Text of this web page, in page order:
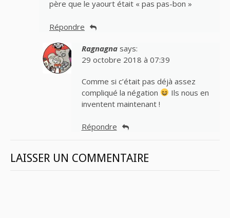
père que le yaourt était « pas pas-bon »
Répondre
Ragnagna says:
29 octobre 2018 à 07:39
Comme si c’était pas déjà assez
compliqué la négation
Ils nous en
inventent maintenant !
Répondre
LAISSER UN COMMENTAIRE